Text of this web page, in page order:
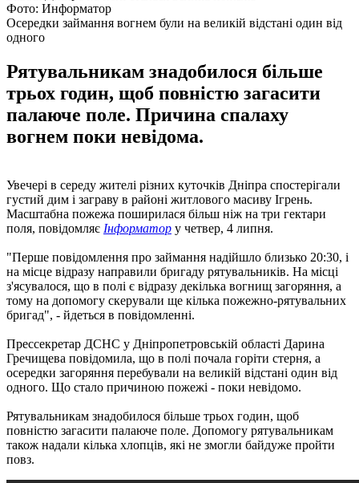
Фото: Информатор
Осередки займання вогнем були на великій відстані один від
одного
Рятувальникам знадобилося більше
трьох годин, щоб повністю загасити
палаюче поле. Причина спалаху
вогнем поки невідома.
Увечері в середу жителі різних куточків Дніпра спостерігали
густий дим і заграву в районі житлового масиву Ігрень.
Масштабна пожежа поширилася більш ніж на три гектари
поля, повідомляє Інформатор у четвер, 4 липня.
"Перше повідомлення про займання надійшло близько 20:30, і
на місце відразу направили бригаду рятувальників. На місці
з'ясувалося, що в полі є відразу декілька вогнищ загоряння, а
тому на допомогу скерували ще кілька пожежно-рятувальних
бригад", - йдеться в повідомленні.
Прессекретар ДСНС у Дніпропетровській області Дарина
Гречищева повідомила, що в полі почала горіти стерня, а
осередки загоряння перебували на великій відстані один від
одного. Що стало причиною пожежі - поки невідомо.
Рятувальникам знадобилося більше трьох годин, щоб
повністю загасити палаюче поле. Допомогу рятувальникам
також надали кілька хлопців, які не змогли байдуже пройти
повз.